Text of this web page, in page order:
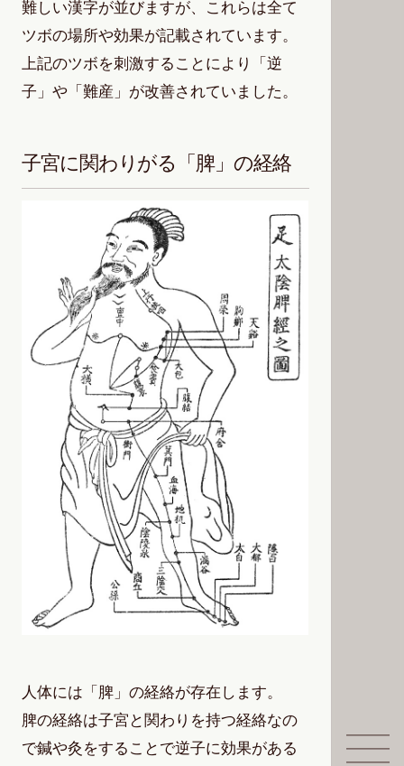
難しい漢字が並びますが、これらは全て
ツボの場所や効果が記載されています。
上記のツボを刺激することにより「逆
子」や「難産」が改善されていました。
子宮に関わりがる「脾」の経絡
人体には「脾」の経絡が存在します。
脾の経絡は子宮と関わりを持つ経絡なの
で鍼や灸をすることで逆子に効果がある